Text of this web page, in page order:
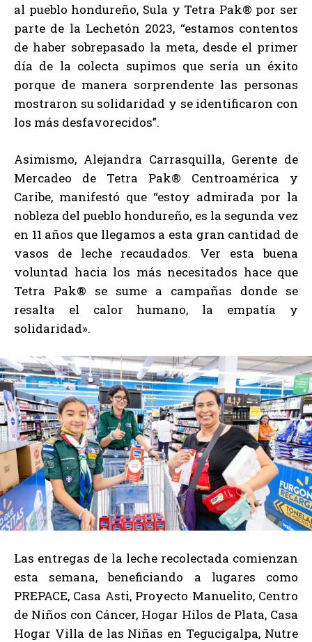
al pueblo hondureño, Sula y Tetra Pak® por ser
parte de la Lechetón 2023, “estamos contentos
de haber sobrepasado la meta, desde el primer
día de la colecta supimos que sería un éxito
porque de manera sorprendente las personas
mostraron su solidaridad y se identificaron con
los más desfavorecidos”.
Asimismo, Alejandra Carrasquilla, Gerente de
Mercadeo de Tetra Pak® Centroamérica y
Caribe, manifestó que “estoy admirada por la
nobleza del pueblo hondureño, es la segunda vez
en 11 años que llegamos a esta gran cantidad de
vasos de leche recaudados. Ver esta buena
voluntad hacia los más necesitados hace que
Tetra Pak® se sume a campañas donde se
resalta el calor humano, la empatía y
solidaridad».
Las entregas de la leche recolectada comienzan
esta semana, beneficiando a lugares como
PREPACE, Casa Asti, Proyecto Manuelito, Centro
de Niños con Cáncer, Hogar Hilos de Plata, Casa
Hogar Villa de las Niñas en Tegucigalpa, Nutre